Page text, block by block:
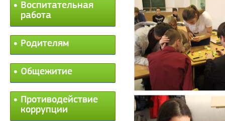
Воспитательная
работа
Родителям
Общежитие
Противодействие
коррупции